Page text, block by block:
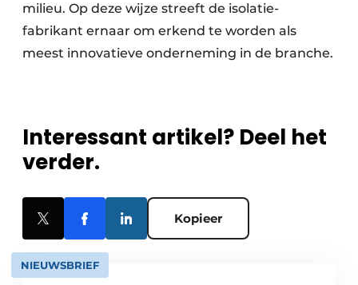
milieu. Op deze wijze streeft de isolatie-
fabrikant ernaar om erkend te worden als
meest innovatieve onderneming in de branche.
Interessant artikel? Deel het
verder.
Kopieer
NIEUWSBRIEF